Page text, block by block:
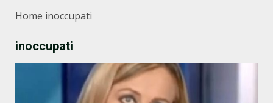
Home inoccupati
inoccupati